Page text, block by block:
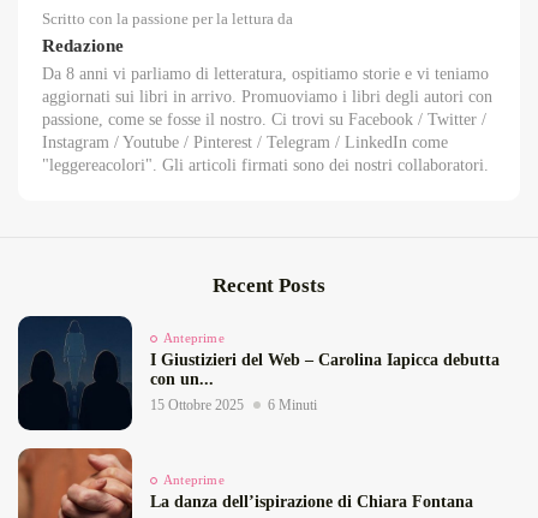
Scritto con la passione per la lettura da
Redazione
Da 8 anni vi parliamo di letteratura, ospitiamo storie e vi teniamo
aggiornati sui libri in arrivo. Promuoviamo i libri degli autori con
passione, come se fosse il nostro. Ci trovi su Facebook / Twitter /
Instagram / Youtube / Pinterest / Telegram / LinkedIn come
"leggereacolori". Gli articoli firmati sono dei nostri collaboratori.
Recent Posts
Anteprime
I Giustizieri del Web – Carolina Iapicca debutta
con un...
15 Ottobre 2025 6 Minuti
Anteprime
La danza dell’ispirazione di Chiara Fontana